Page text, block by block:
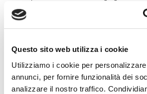
Questo sito web utilizza i cookie
Utilizziamo i cookie per
annunci, per fornire funzionalità dei
analizzare il nostro traffico.
del Direttore Generale Fabrizio Oteri,
occuperà della definizione ed
all’interno del piano di potenziamento
l’obiettivo di implementare
prodotti digitali per i clienti che si
Reward Statement , iContratti Digitali